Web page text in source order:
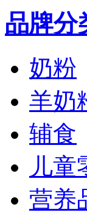
品牌分
奶粉
羊奶
辅食
儿童
营养